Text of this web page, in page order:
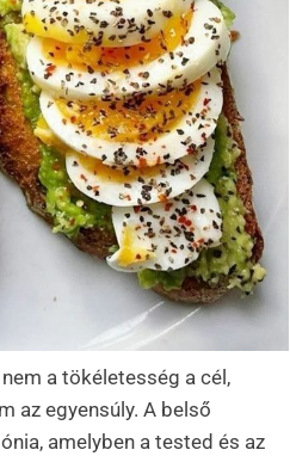
a tökéletesség a cél,
az egyensúly. A belső
amelyben a tested és az